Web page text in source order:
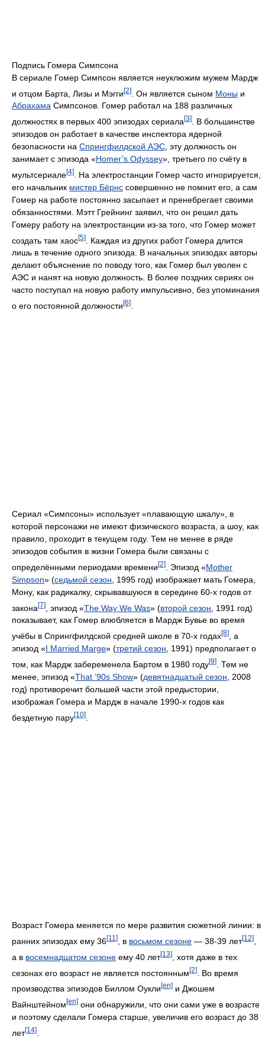
Подпись Гомера Симпсона
В сериале Гомер Симпсон является неуклюжим мужем Мардж
и отцом Барта, Лизы и Мэгги[2] . Он является сыном Моны и
Абрахама Симпсонов. Гомер работал на 188 различных
должностях в первых 400 эпизодах сериала [3]
. В большинстве
эпизодов он работает в качестве инспектора ядерной
безопасности на Спрингфилдской АЭС , эту должность он
занимает с эпизода «Homer’s Odyssey», третьего по счёту в
мультсериале[4]
. На электростанции Гомер часто игнорируется,
его начальник мистер Бёрнс совершенно не помнит его, а сам
Гомер на работе постоянно засыпает и пренебрегает своими
обязанностями. Мэтт Грейнинг заявил, что он решил дать
Гомеру работу на электростанции из-за того, что Гомер может
создать там хаос[5]
. Каждая из других работ Гомера длится
лишь в течение одного эпизода. В начальных эпизодах авторы
делают объяснение по поводу того, как Гомер был уволен с
АЭС и нанят на новую должность. В более поздних сериях он
часто поступал на новую работу импульсивно, без упоминания
о его постоянной должности [6]
Сериал «Симпсоны» использует «плавающую шкалу», в
которой персонажи не имеют физического возраста, а шоу, как
правило, проходит в текущем году. Тем не менее в ряде
эпизодов события в жизни Гомера были связаны с
определёнными периодами времени[2] . Эпизод «Mother
Simpson» (седьмой сезон , 1995 год) изображает мать Гомера,
Мону, как радикалку, скрывавшуюся в середине 60-х годов от
закона[7] , эпизод «The Way We Was» (второй сезон , 1991 год)
показывает, как Гомер влюбляется в Мардж Бувье во время
учёбы в Спрингфилдской средней школе в 70-х годах[8]
, а
эпизод «I Married Marge» (третий сезон , 1991) предполагает о
том, как Мардж забеременела Бартом в 1980 году[9]
. Тем не
менее, эпизод «That ’90s Show» (девятнадцатый сезон , 2008
год) противоречит большей части этой предыстории,
изображая Гомера и Мардж в начале 1990-х годов как
бездетную пару[10]
Возраст Гомера меняется по мере развития сюжетной линии: в
ранних эпизодах ему 36[11] , в восьмом сезоне — 38-39 лет[12]
а в восемнадцатом сезоне ему 40 лет[13]
, хотя даже в тех
сезонах его возраст не является постоянным[2]
. Во время
производства эпизодов Биллом Оукли [en] и Джошем
Вайнштейном[en] они обнаружили, что они сами уже в возрасте
и поэтому сделали Гомера старше, увеличив его возраст до 38
лет[14]